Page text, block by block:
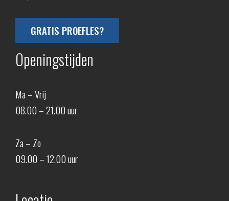
GRATIS PROEFLES?
Openingstijden
Ma – Vrij
08.00 – 21.00 uur
Za – Zo
09.00 – 12.00 uur